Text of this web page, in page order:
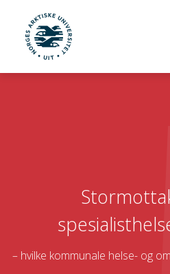
Gå til hovedinnhold
UiT Norges arktiske
– hvilke kommunale helse- og